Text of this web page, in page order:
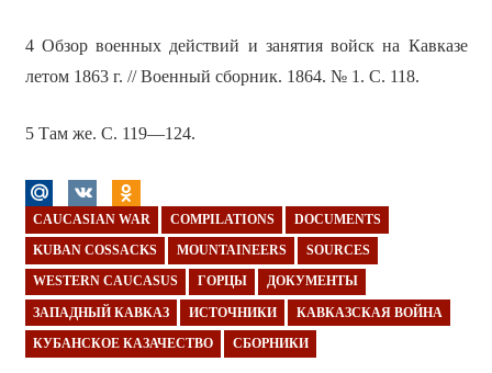
4 Обзор военных действий и занятия войск на Кавказе
летом 1863 г. // Военный сборник. 1864. № 1. С. 118.
5 Там же. С. 119—124.
CAUCASIAN WAR COMPILATIONS DOCUMENTS
KUBAN COSSACKS MOUNTAINEERS SOURCES
WESTERN CAUCASUS ГОРЦЫ ДОКУМЕНТЫ
ЗАПАДНЫЙ КАВКАЗ ИСТОЧНИКИ КАВКАЗСКАЯ ВОЙНА
КУБАНСКОЕ КАЗАЧЕСТВО СБОРНИКИ